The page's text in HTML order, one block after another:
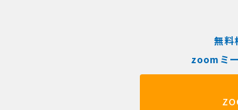
無料
zoomミ